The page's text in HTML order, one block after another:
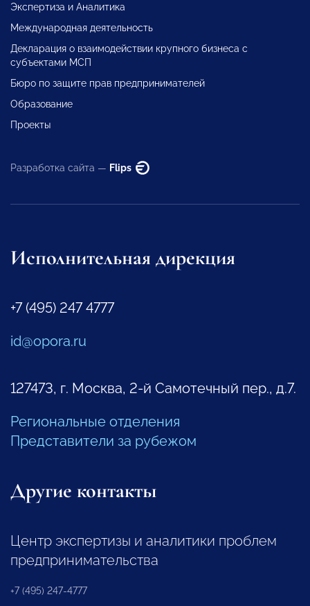
Экспертиза и Аналитика
Международная деятельность
Декларация о взаимодействии крупного бизнеса с
субъектами МСП
Бюро по защите прав предпринимателей
Образование
Проекты
Разработка сайта — Flips
Исполнительная дирекция
+7 (495) 247 4777
id@opora.ru
127473, г. Москва, 2-й Самотечный пер., д.7.
Региональные отделения
Представители за рубежом
Другие контакты
Центр экспертизы и аналитики проблем
предпринимательства
+7 (495) 247-4777